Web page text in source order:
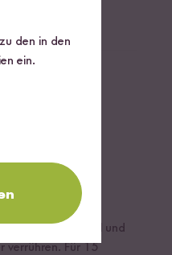
und mit Olivenöl und
verrühren. Für 15
den in den
ein.